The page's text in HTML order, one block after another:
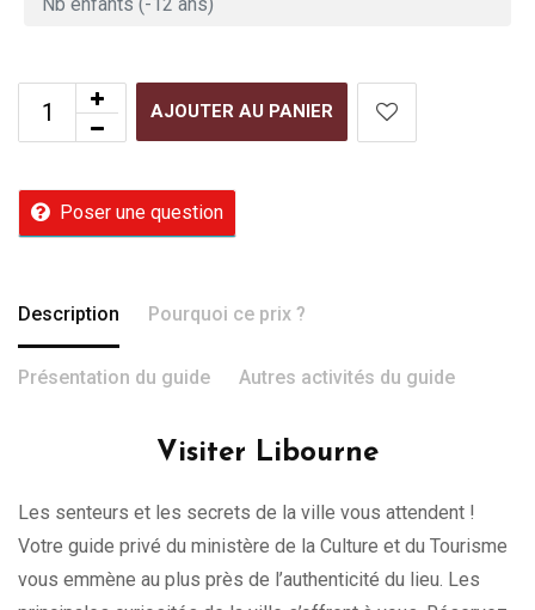
AJOUTER AU PANIER
Poser une question
Description Pourquoi ce prix ?
Présentation du guide Autres activités du guide
Visiter Libourne
Les senteurs et les secrets de la ville vous attendent !
Votre guide privé du ministère de la Culture et du Tourisme
vous emmène au plus près de l’authenticité du lieu. Les